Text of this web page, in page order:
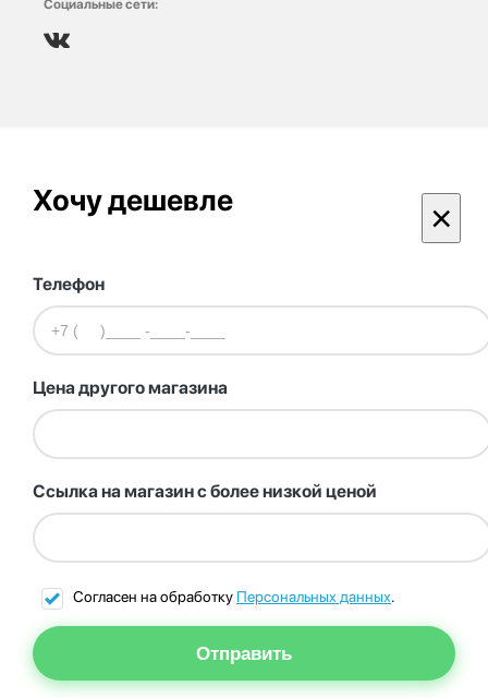
Социальные сети:
Хочу дешевле ×
Телефон
Цена другого магазина
Ссылка на магазин с более низкой ценой
Согласен на обработку Персональных данных.
Отправить